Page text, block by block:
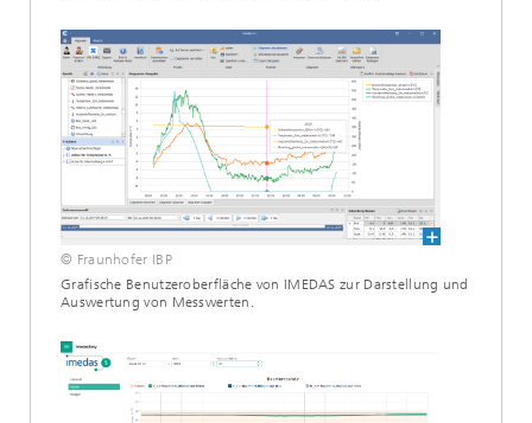
© Fraunhofer IBP
Grafische Benutzeroberfläche von IMEDAS zur Darstellung und
Auswertung von Messwerten.